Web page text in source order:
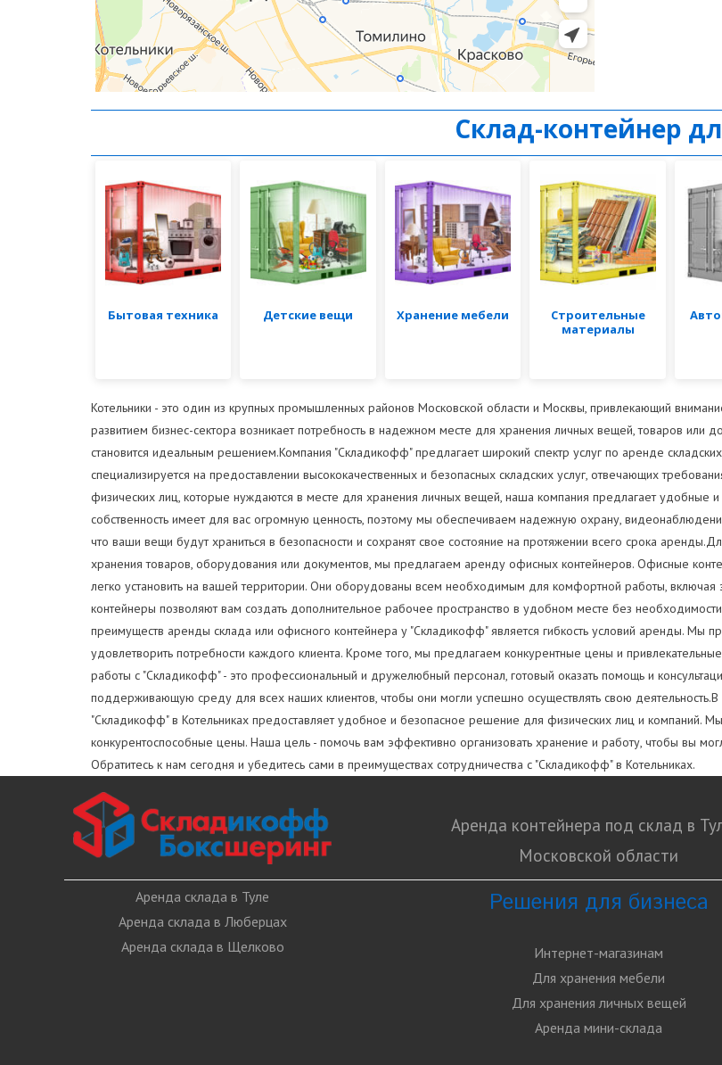
Склад-контейнер
Бытовая техника Детские вещи Хранение мебели
Строительные
материалы
Котельники - это один из крупных промышленных районов Московской области и Москвы, привлекающий
развитием бизнес-сектора возникает потребность в надежном месте для хранения личных вещей, товаров или
становится идеальным решением.Компания "Складикофф" предлагает широкий спектр услуг по аренде
специализируется на предоставлении высококачественных и безопасных складских услуг, отвечающих
физических лиц, которые нуждаются в месте для хранения личных вещей, наша компания предлагает
собственность имеет для вас огромную ценность, поэтому мы обеспечиваем надежную охрану,
что ваши вещи будут храниться в безопасности и сохранят свое состояние на протяжении всего срока
хранения товаров, оборудования или документов, мы предлагаем аренду офисных контейнеров. Офисные
легко установить на вашей территории. Они оборудованы всем необходимым для комфортной работы, включая
контейнеры позволяют вам создать дополнительное рабочее пространство в удобном месте без
преимуществ аренды склада или офисного контейнера у "Складикофф" является гибкость условий аренды. Мы
удовлетворить потребности каждого клиента. Кроме того, мы предлагаем конкурентные цены и
работы с "Складикофф" - это профессиональный и дружелюбный персонал, готовый оказать помощь и
поддерживающую среду для всех наших клиентов, чтобы они могли успешно осуществлять свою
"Складикофф" в Котельниках предоставляет удобное и безопасное решение для физических лиц и компаний.
конкурентоспособные цены. Наша цель - помочь вам эффективно организовать хранение и работу, чтобы вы
Обратитесь к нам сегодня и убедитесь сами в преимуществах сотрудничества с "Складикофф" в Котельниках.
Аренда контейнера под склад в
Московской области
Аренда склада в Туле
Аренда склада в Люберцах
Аренда склада в Щелково
Решения для бизнеса
Интернет-магазинам
Для хранения мебели
Для хранения личных вещей
Аренда мини-склада